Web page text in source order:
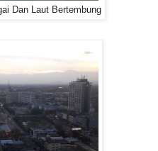
Dan Laut Bertembung